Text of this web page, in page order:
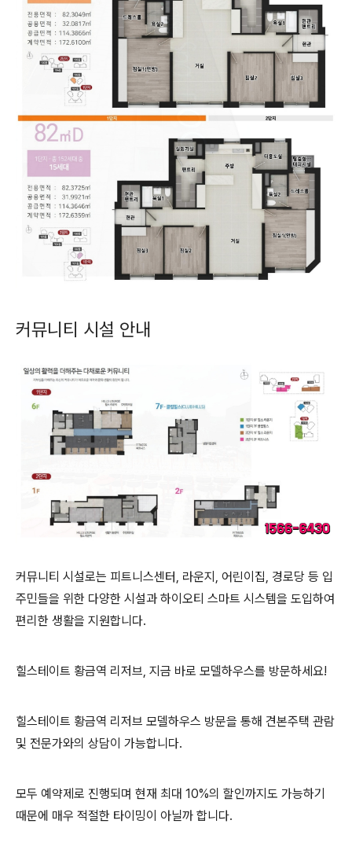
커뮤니티 시설 안내
커뮤니티 시설로는 피트니스센터, 라운지, 어린이집, 경로당 등 입
주민들을 위한 다양한 시설과 하이오티 스마트 시스템을 도입하여
편리한 생활을 지원합니다.
힐스테이트 황금역 리저브, 지금 바로 모델하우스를 방문하세요!
힐스테이트 황금역 리저브 모델하우스 방문을 통해 견본주택 관람
및 전문가와의 상담이 가능합니다.
모두 예약제로 진행되며 현재 최대 10%의 할인까지도 가능하기
때문에 매우 적절한 타이밍이 아닐까 합니다.